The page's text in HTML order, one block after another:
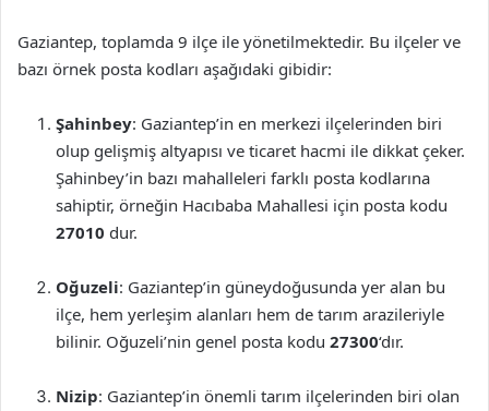
Gaziantep, toplamda 9 ilçe ile yönetilmektedir. Bu ilçeler ve
bazı örnek posta kodları aşağıdaki gibidir:
Şahinbey: Gaziantep’in en merkezi ilçelerinden biri
olup gelişmiş altyapısı ve ticaret hacmi ile dikkat çeker.
Şahinbey’in bazı mahalleleri farklı posta kodlarına
sahiptir, örneğin Hacıbaba Mahallesi için posta kodu
27010 dur.
Oğuzeli: Gaziantep’in güneydoğusunda yer alan bu
ilçe, hem yerleşim alanları hem de tarım arazileriyle
bilinir. Oğuzeli’nin genel posta kodu 27300‘dır.
Nizip: Gaziantep’in önemli tarım ilçelerinden biri olan